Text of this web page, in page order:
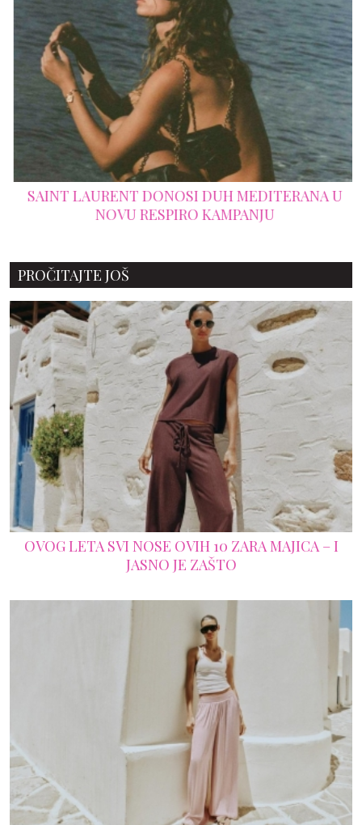
SAINT LAURENT DONOSI DUH MEDITERANA U
NOVU RESPIRO KAMPANJU
PROČITAJTE JOŠ
OVOG LETA SVI NOSE OVIH 10 ZARA MAJICA – I
JASNO JE ZAŠTO